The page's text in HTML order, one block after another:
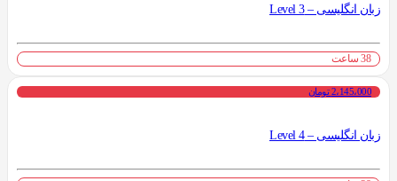
زبان انگلیسی – Level 3
38 ساعت
2،145،000 تومان
زبان انگلیسی – Level 4